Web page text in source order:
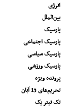
انرژی
بین‌الملل
پارسیک
پارسیک اجتماعی
پارسیک سیاسی
پارسیک ورزشی
پرونده ویژه
تحریم‌های 13 آبان
تک تیتر یک